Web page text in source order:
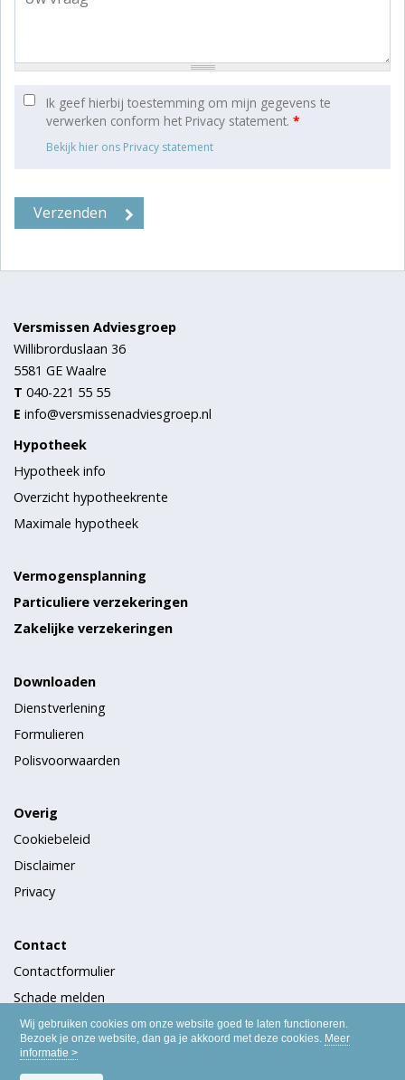
Wij gebruiken cookies om onze website goed te laten functioneren.
Bezoek je onze website, dan ga je akkoord met deze cookies. Meer
informatie >
Ik geef hierbij toestemming om mijn gegevens te
verwerken conform het Privacy statement. *
Bekijk hier ons Privacy statement
Versmissen Adviesgroep
Willibrorduslaan 36
5581 GE Waalre
T 040-221 55 55
E info@versmissenadviesgroep.nl
Hypotheek
Hypotheek info
Overzicht hypotheekrente
Maximale hypotheek
Vermogensplanning
Particuliere verzekeringen
Zakelijke verzekeringen
Downloaden
Dienstverlening
Formulieren
Polisvoorwaarden
Overig
Cookiebeleid
Disclaimer
Privacy
Contact
Contactformulier
Schade melden
Wijziging doorgeven